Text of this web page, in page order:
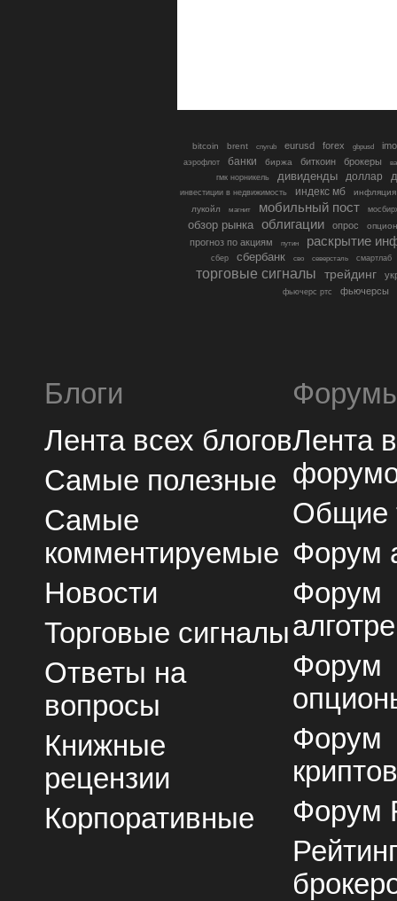
bitcoin brent cnyrub eurusd forex gbpusd
аэрофлот банки биржа биткоин брокеры
гмк норникель
дивиденды доллар
инвестиции в недвижимость индекс мб
инфляция
лукойл
магнит мобильный пост
обзор рынка облигации опрос
прогноз по акциям путин раскрытие
сбер сбербанк сво северсталь смартлаб
торговые сигналы трейдинг
фьючерс ртс фьючерсы
Блоги
Лента всех блогов
Самые полезные
Самые
комментируемые
Новости
Торговые сигналы
Ответы на
вопросы
Книжные
рецензии
Корпоративные
Лента
Общие
Форум
Форум
Форум
Форум
Форум